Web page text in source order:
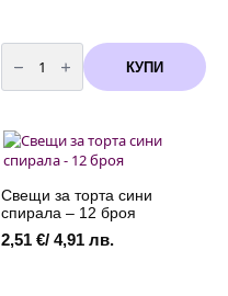
количество
за
Декоративни
LED
2
метра
+
-
бяла
студена
светлина
КУПИ
Свещи за торта сини
спирала – 12 броя
2,51 €/ 4,91 лв.